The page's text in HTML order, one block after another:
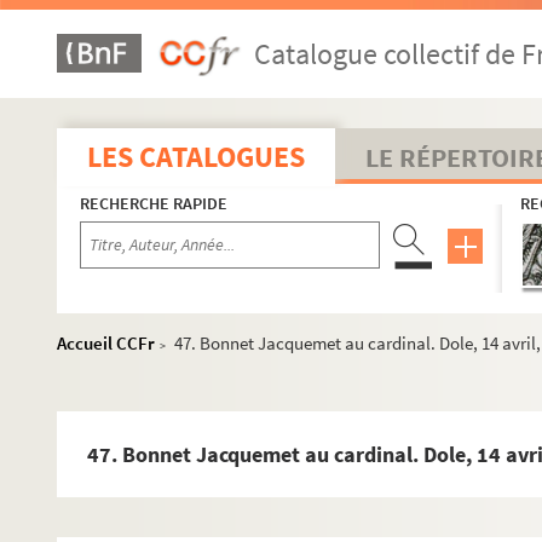
Catalogue collectif de
LES CATALOGUES LE
RECHERCHE RAPIDE
Accueil CCFr > 47. Bonnet Jacquemet au cardinal. Dole, 14
47. Bonnet Jacquemet au cardinal. Dole, 14
Fol. 134. Jean Foncq au cardinal. Dole, 26 juin 1578
Fol. 138. Notes de la main du cardinal
Fol. 140. Charles de Melun, prince d'Epinoy, au cardinal.
Fol. 142. Le cardinal au prévôt d'Aire Morillon. Rome, 14
Fol. 148. Le cardinal à Charles de Melun, prince
Fol. 149. Gérard, cardinal-évêque de Liège, au cardinal.
Fol. 151-153. Le chapitre de Cambrai au cardinal.
Fol. 155. Instruction du chapitre de Cambrai,
Fol. 165. Extrait d'une lettre du secrétaire Berti au